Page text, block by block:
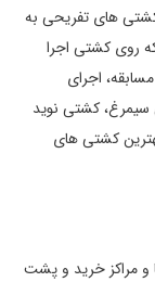
کشتی های تفریحی به
روی کشتی اجرا
اجرای
سیمرغ، کشتی نوید
کشتی های
و مراکز خرید و پشت